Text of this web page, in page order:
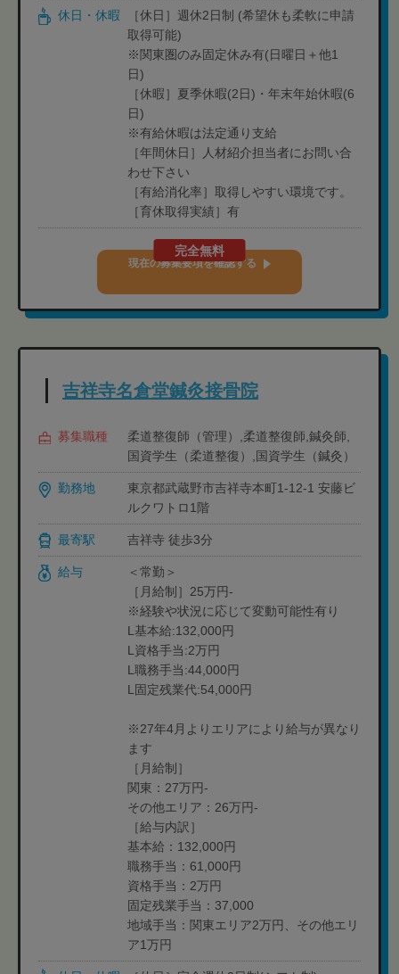
休日・休暇
［休日］週休2日制 (希望休も柔軟に申請
取得可能)
※関東圏のみ固定休み有(日曜日＋他1
日)
［休暇］夏季休暇(2日)・年末年始休暇(6
日)
※有給休暇は法定通り支給
［年間休日］人材紹介担当者にお問い合
わせ下さい
［有給消化率］取得しやすい環境です。
［育休取得実績］有
完全無料
現在の募集要項を確認する
吉祥寺名倉堂鍼灸接骨院
募集職種
柔道整復師（管理）,柔道整復師,鍼灸師,
国資学生（柔道整復）,国資学生（鍼灸）
勤務地
東京都武蔵野市吉祥寺本町1-12-1 安藤ビ
ルクワトロ1階
最寄駅 吉祥寺 徒歩3分
給与
＜常勤＞
［月給制］25万円-
※経験や状況に応じて変動可能性有り
L基本給:132,000円
L資格手当:2万円
L職務手当:44,000円
L固定残業代:54,000円
※27年4月よりエリアにより給与が異なり
ます
［月給制］
関東：27万円-
その他エリア：26万円-
［給与内訳］
基本給：132,000円
職務手当：61,000円
資格手当：2万円
固定残業手当：37,000
地域手当：関東エリア2万円、その他エリ
ア1万円